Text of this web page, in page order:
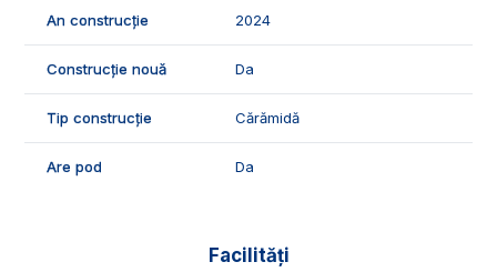
An construcție 2024
Construcție nouă Da
Tip construcție Cărămidă
Are pod Da
Facilități